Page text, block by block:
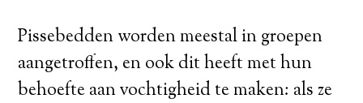
Pissebedden worden meestal in groepen
aangetroffen, en ook dit heeft met hun
behoefte aan vochtigheid te maken: als ze